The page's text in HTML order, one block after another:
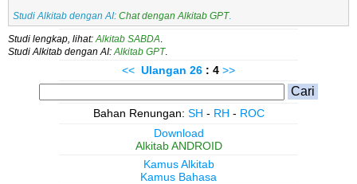
Studi Alkitab dengan AI: Chat dengan Alkitab GPT.
Studi lengkap, lihat: Alkitab SABDA
Studi Alkitab dengan AI: Alkitab GPT.
<< Ulangan 26 : 4 >>
Bahan Renungan: SH - RH - ROC
Download
Alkitab ANDROID
Kamus Alkitab
Kamus Bahasa